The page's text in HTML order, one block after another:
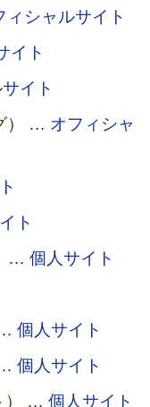
ィシャルサイト
イト
イト
） … オフィシャ
ト
… 個人サイト
個人サイト
個人サイト
） … 個人サイト